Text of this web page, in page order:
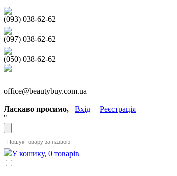
(093) 038-62-62
(097) 038-62-62
(050) 038-62-62
office@beautybuy.com.ua
Ласкаво просимо, Вхід | Реєстрація
"
У кошику, 0 товарів